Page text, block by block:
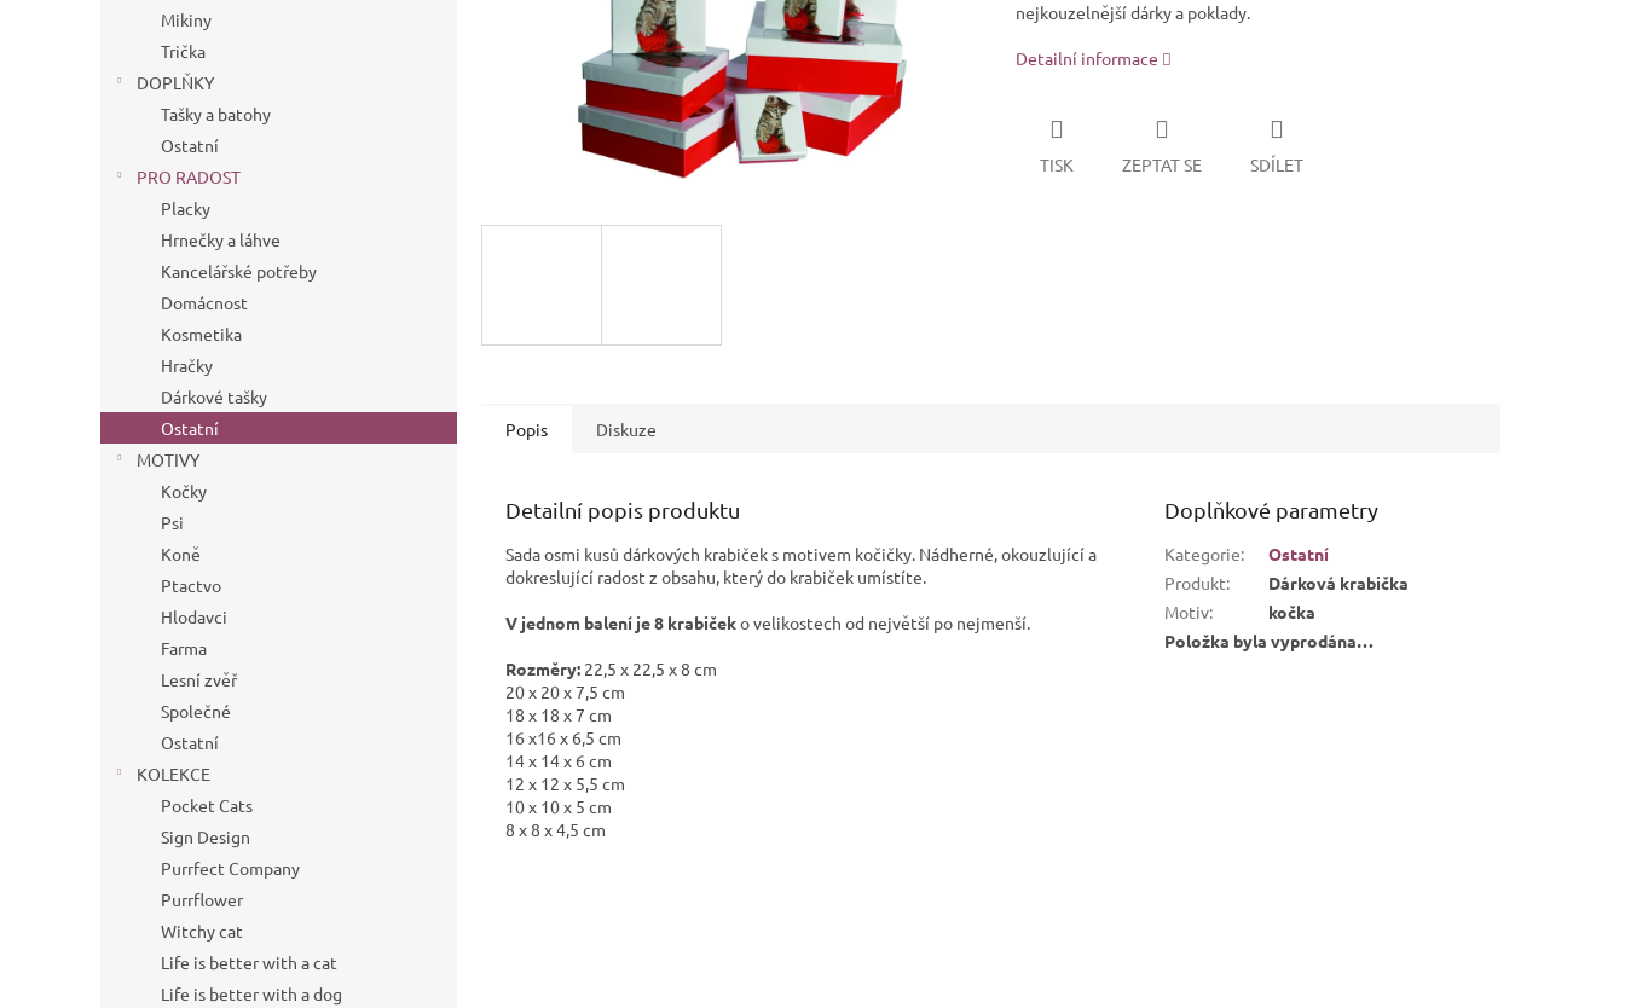
Mikiny
Trička
DOPLŇKY
Tašky a batohy
Ostatní
PRO RADOST
Placky
Hrnečky a láhve
Kancelářské potřeby
Domácnost
Kosmetika
Hračky
Dárkové tašky
Ostatní
MOTIVY
Kočky
Psi
Koně
Ptactvo
Hlodavci
Farma
Lesní zvěř
Společné
Ostatní
KOLEKCE
Pocket Cats
Sign Design
Purrfect Company
Purrflower
Witchy cat
Life is better with a cat
Life is better with a dog
nejkouzelnější dárky a poklady.
Detailní informace
TISK ZEPTAT SE SDÍLET
Popis Diskuze
Detailní popis produktu
Sada osmi kusů dárkových krabiček s motivem kočičky. Nádherné, okouzlující a
dokreslující radost z obsahu, který do krabiček umístíte.
V jednom balení je 8 krabičeko velikostech od největší po nejmenší.
Rozměry: 22,5 x 22,5 x 8 cm
20 x 20 x 7,5 cm
18 x 18 x 7 cm
16 x16 x 6,5 cm
14 x 14 x 6 cm
12 x 12 x 5,5 cm
10 x 10 x 5 cm
8 x 8 x 4,5 cm
Doplňkové parametry
Kategorie:
Ostatní
Produkt:
Dárková krabička
Motiv:
kočka
Položka byla vyprodána…